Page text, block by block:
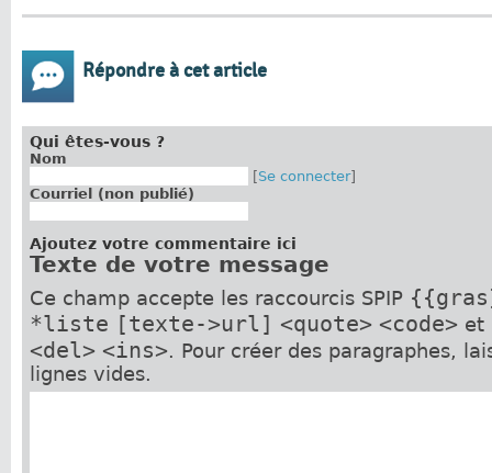
Répondre à cet article
Qui êtes-vous ?
Nom
[Se connecter]
Courriel (non publié)
Ajoutez votre commentaire ici
Texte de votre message
Ce champ accepte les raccourcis SPIP
*liste [texte->url] <quote> <code>et
<del> <ins>. Pour créer des paragraphes,
lignes vides.